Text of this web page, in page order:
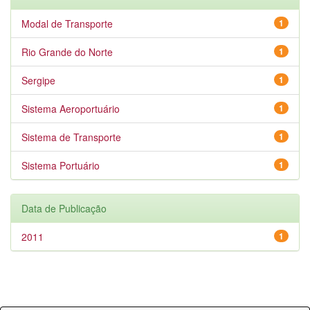
1
Modal de Transporte
1
Rio Grande do Norte
1
Sergipe
1
Sistema Aeroportuário
1
Sistema de Transporte
1
Sistema Portuário
Data de Publicação
1
2011